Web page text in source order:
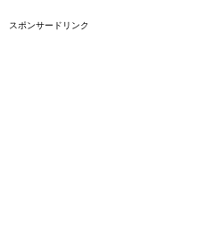
スポンサードリンク